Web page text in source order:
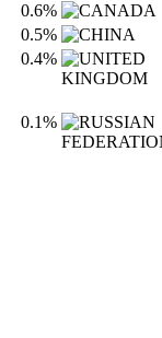
0.6%
0.5%
0.4%
0.1%